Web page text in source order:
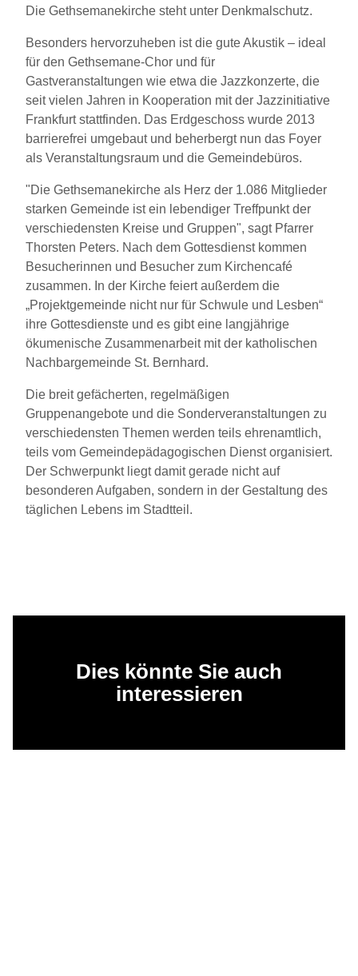
Die Gethsemanekirche steht unter Denkmalschutz.
Besonders hervorzuheben ist die gute Akustik – ideal
für den Gethsemane-Chor und für
Gastveranstaltungen wie etwa die Jazzkonzerte, die
seit vielen Jahren in Kooperation mit der Jazzinitiative
Frankfurt stattfinden. Das Erdgeschoss wurde 2013
barrierefrei umgebaut und beherbergt nun das Foyer
als Veranstaltungsraum und die Gemeindebüros.
"Die Gethsemanekirche als Herz der 1.086 Mitglieder
starken Gemeinde ist ein lebendiger Treffpunkt der
verschiedensten Kreise und Gruppen", sagt Pfarrer
Thorsten Peters. Nach dem Gottesdienst kommen
Besucherinnen und Besucher zum Kirchencafé
zusammen. In der Kirche feiert außerdem die
„Projektgemeinde nicht nur für Schwule und Lesben“
ihre Gottesdienste und es gibt eine langjährige
ökumenische Zusammenarbeit mit der katholischen
Nachbargemeinde St. Bernhard.
Die breit gefächerten, regelmäßigen
Gruppenangebote und die Sonderveranstaltungen zu
verschiedensten Themen werden teils ehrenamtlich,
teils vom Gemeindepädagogischen Dienst organisiert.
Der Schwerpunkt liegt damit gerade nicht auf
besonderen Aufgaben, sondern in der Gestaltung des
täglichen Lebens im Stadtteil.
Dies könnte Sie auch
interessieren